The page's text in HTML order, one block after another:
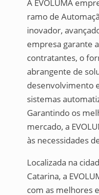
A EVOLUMA
ramo de
inovador,
empresa garante
contratantes, o
abrangente de
desenvolvimento
sistemas
Garantindo os
mercado, a
às necessidades
Localizada na
Catarina, a
com as melhores